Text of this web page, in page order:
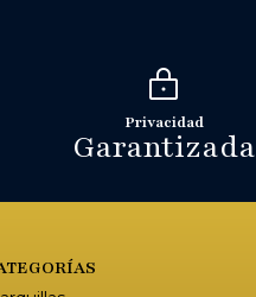
Privacidad
Garantizada